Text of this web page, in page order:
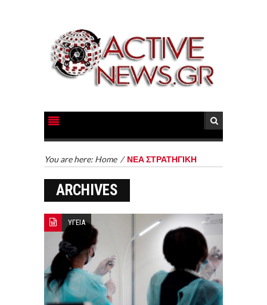
You are here: Home / ΝΕΑ ΣΤΡΑΤΗΓΙΚΗ
ARCHIVES
ΥΓΕΙΑ